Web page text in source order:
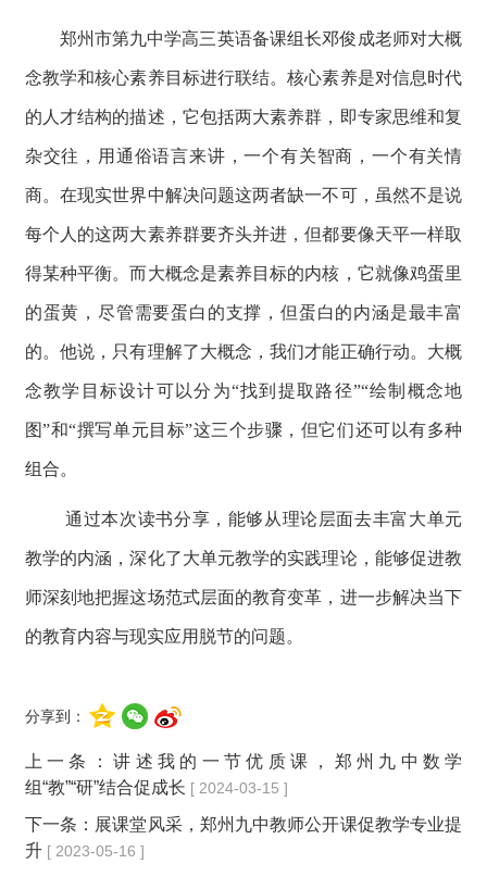
郑州市第九中学高三英语备课组长邓俊成老师对大概
念教学和核心素养目标进行联结。核心素养是对信息时代
的人才结构的描述，它包括两大素养群，即专家思维和复
杂交往，用通俗语言来讲，一个有关智商，一个有关情
商。在现实世界中解决问题这两者缺一不可，虽然不是说
每个人的这两大素养群要齐头并进，但都要像天平一样取
得某种平衡。而大概念是素养目标的内核，它就像鸡蛋里
的蛋黄，尽管需要蛋白的支撑，但蛋白的内涵是最丰富
的。他说，只有理解了大概念，我们才能正确行动。大概
念教学目标设计可以分为“找到提取路径”“绘制概念地
图”和“撰写单元目标”这三个步骤，但它们还可以有多种
组合。
通过本次读书分享，能够从理论层面去丰富大单元
教学的内涵，深化了大单元教学的实践理论，能够促进教
师深刻地把握这场范式层面的教育变革，进一步解决当下
的教育内容与现实应用脱节的问题。
分享到：
上一条：讲述我的一节优质课，郑州九中数学
组“教”“研”结合促成长 [ 2024-03-15 ]
下一条： 展课堂风采，郑州九中教师公开课促教学专业提
升 [ 2023-05-16 ]